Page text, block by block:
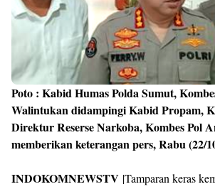
Poto : Kabid Humas Polda Sumut,
Walintukan didampingi Kabid Propam,
Direktur Reserse Narkoba, Kombes Pol
memberikan keterangan pers, Rabu (22/
INDOKOMNEWSTV |Tamparan keras